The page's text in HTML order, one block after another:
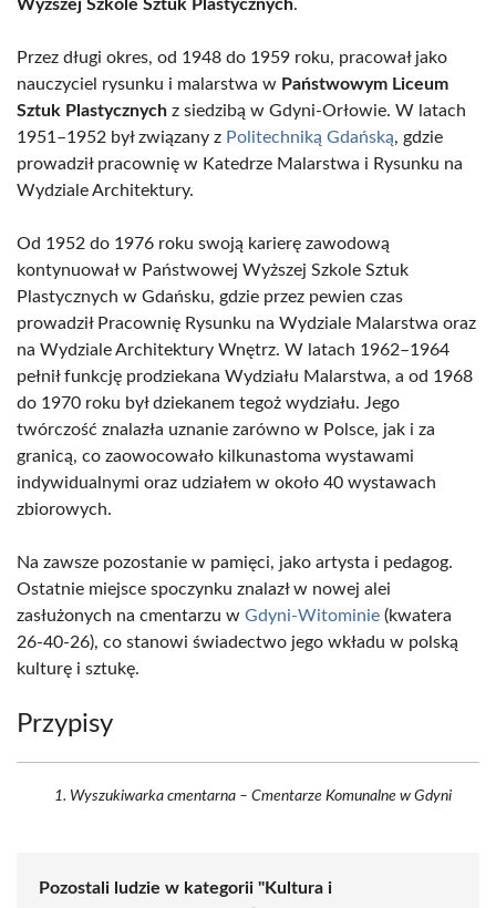
Wyższej Szkole Sztuk Plastycznych.
Przez długi okres, od 1948 do 1959 roku, pracował jako
nauczyciel rysunku i malarstwa w Państwowym Liceum
Sztuk Plastycznych z siedzibą w Gdyni-Orłowie. W latach
1951–1952 był związany z Politechniką Gdańską, gdzie
prowadził pracownię w Katedrze Malarstwa i Rysunku na
Wydziale Architektury.
Od 1952 do 1976 roku swoją karierę zawodową
kontynuował w Państwowej Wyższej Szkole Sztuk
Plastycznych w Gdańsku, gdzie przez pewien czas
prowadził Pracownię Rysunku na Wydziale Malarstwa oraz
na Wydziale Architektury Wnętrz. W latach 1962–1964
pełnił funkcję prodziekana Wydziału Malarstwa, a od 1968
do 1970 roku był dziekanem tegoż wydziału. Jego
twórczość znalazła uznanie zarówno w Polsce, jak i za
granicą, co zaowocowało kilkunastoma wystawami
indywidualnymi oraz udziałem w około 40 wystawach
zbiorowych.
Na zawsze pozostanie w pamięci, jako artysta i pedagog.
Ostatnie miejsce spoczynku znalazł w nowej alei
zasłużonych na cmentarzu w Gdyni-Witominie (kwatera
26-40-26), co stanowi świadectwo jego wkładu w polską
kulturę i sztukę.
Przypisy
Wyszukiwarka cmentarna – Cmentarze Komunalne w Gdyni
Pozostali ludzie w kategorii "Kultura i